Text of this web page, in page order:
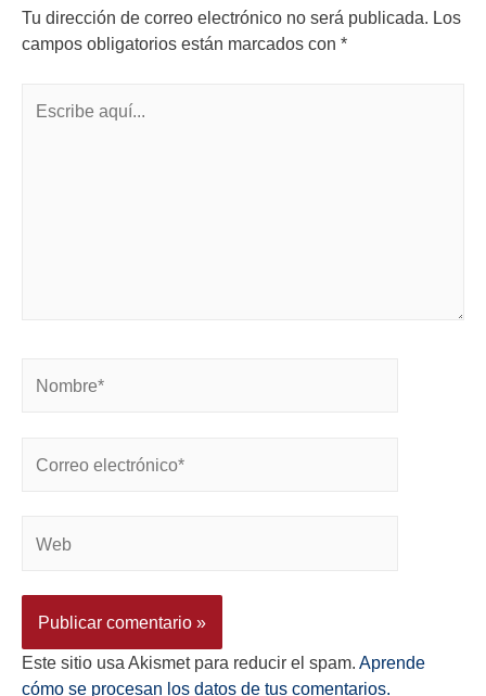
Tu dirección de correo electrónico no será publicada. Los
campos obligatorios están marcados con *
Este sitio usa Akismet para reducir el spam. Aprende
cómo se procesan los datos de tus comentarios.